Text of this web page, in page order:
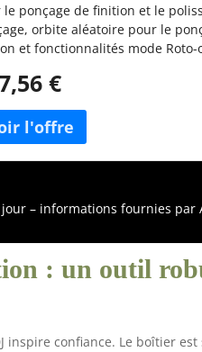
le ponçage de finition et le
orbite aléatoire pour le
et fonctionnalités mode
et contrôle de vitesse
haut efficacité de travail dans
de porte de voiture. latérale
et boucle type
isolation
€
– informations fournies par
: un outil
inspire confiance. Le boîtier